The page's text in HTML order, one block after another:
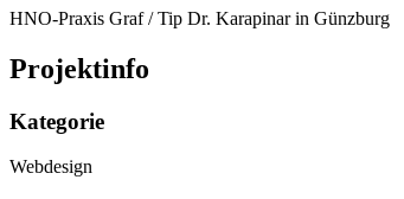
HNO-Praxis Graf / Tip Dr. Karapinar in Günzburg
Projektinfo
Kategorie
Webdesign